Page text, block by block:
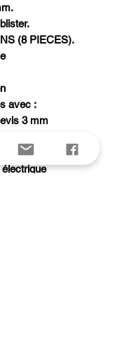
(8 PIECES).
avec :
3 mm
avec :
mm